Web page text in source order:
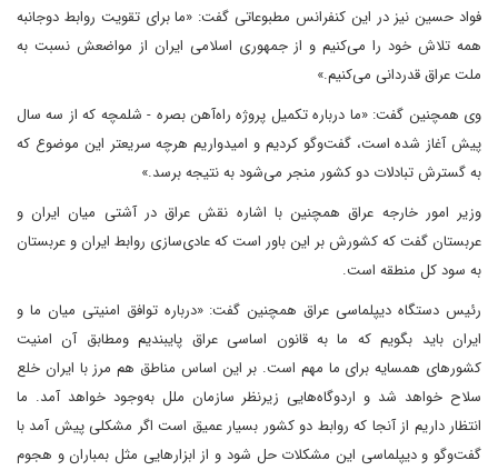
فواد حسین نیز در این کنفرانس مطبوعاتی گفت: «ما برای تقویت روابط دوجانبه
همه تلاش خود را می‌کنیم و از جمهوری اسلامی ایران از مواضعش نسبت به
ملت عراق قدردانی می‌کنیم.»
وی همچنین گفت: «ما درباره تکمیل پروژه راه‌آهن بصره - شلمچه که از سه سال
پیش آغاز شده است، گفت‌وگو کردیم و امیدواریم هرچه سریعتر این موضوع که
به گسترش تبادلات دو کشور منجر می‌شود به نتیجه برسد.»
وزیر امور خارجه عراق همچنین با اشاره نقش عراق در آشتی میان ایران و
عربستان گفت که کشورش بر این باور است که عادی‌سازی روابط ایران و عربستان
به سود کل منطقه است.
رئیس دستگاه دیپلماسی عراق همچنین گفت: «درباره توافق امنیتی میان ما و
ایران باید بگویم که ما به قانون اساسی عراق پایبندیم ومطابق آن امنیت
کشورهای همسایه برای ما مهم است. بر این اساس مناطق هم مرز با ایران خلع
سلاح خواهد شد و اردوگاه‌هایی زیرنظر سازمان ملل به‌وجود خواهد آمد. ما
انتظار داریم از آنجا که روابط دو کشور بسیار عمیق است اگر مشکلی پیش آمد با
گفت‌وگو و دیپلماسی این مشکلات حل شود و از ابزارهایی مثل بمباران و هجوم